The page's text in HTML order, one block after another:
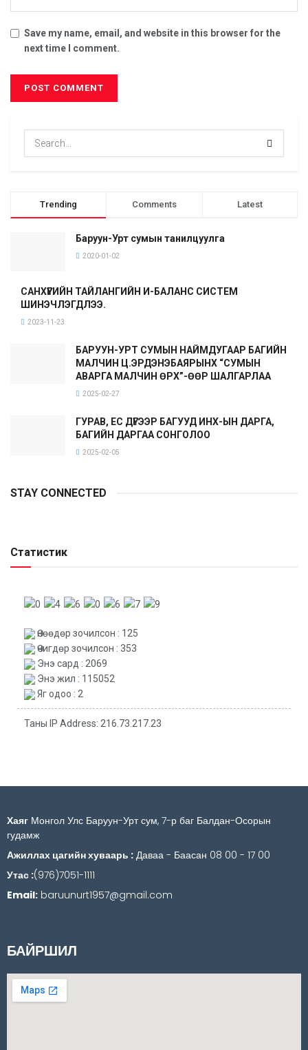
Save my name, email, and website in this browser for the
next time I comment.
Trending Comments Latest
Баруун-Урт сумын танилцуулга
2020-01-02
САНХҮҮГИЙН ТАЙЛАНГИЙН И-БАЛАНС СИСТЕМ
ШИНЭЧЛЭГДЛЭЭ.
2023-11-23
БАРУУН-УРТ СУМЫН НАЙМДУГААР БАГИЙН
МАЛЧИН Ц.ЭРДЭНЭБАЯРЫНХ “СУМЫН
АВАРГА МАЛЧИН ӨРХ”-ӨӨР ШАЛГАРЛАА
2025-02-27
ГУРАВ, ЕС ДҮГЭЭР БАГУУД ИНХ-ЫН ДАРГА,
БАГИЙН ДАРГАА СОНГОЛОО
2025-02-05
STAY CONNECTED
Статистик
Өнөөдөр зочилсон : 125
Өчигдөр зочилсон : 353
Энэ сард : 2069
Энэ жил : 115052
Яг одоо : 2
Таны IP Address: 216.73.217.23
Хаяг Монгол Улс Баруун-Урт сум, 7-р баг Балдан-Осорын
гудамж
Ажиллах цагийн хуваарь : Даваа - Баасан 08 00 - 17 00
Утас :(976)7051-1111
Email: baruunurt1957@gmail.com
БАЙРШИЛ